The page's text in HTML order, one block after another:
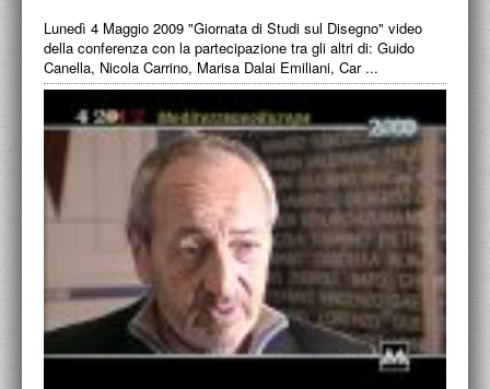
Lunedì 4 Maggio 2009 "Giornata di Studi sul Disegno" video
della conferenza con la partecipazione tra gli altri di: Guido
Canella, Nicola Carrino, Marisa Dalai Emiliani, Car ...